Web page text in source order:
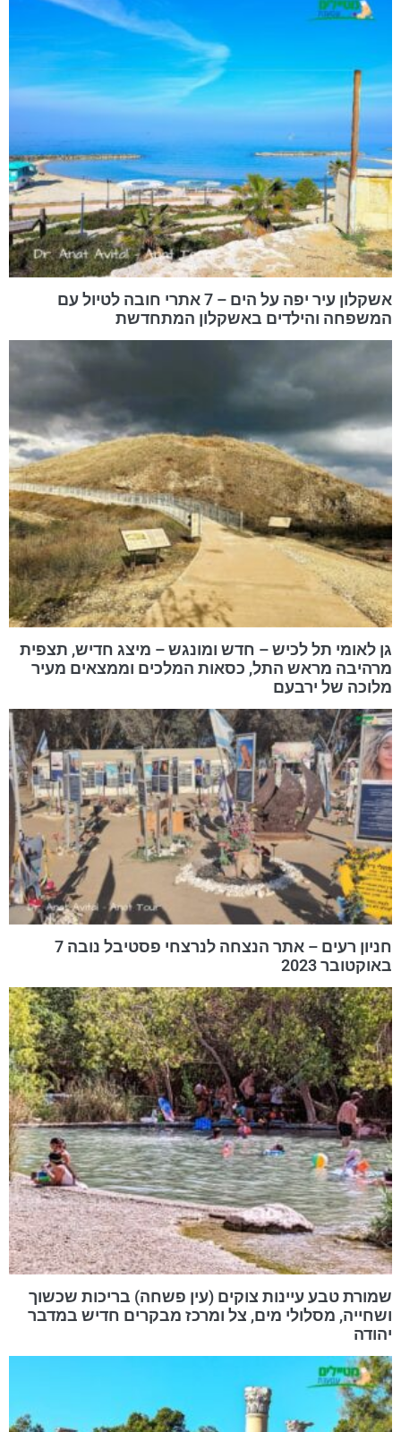
אשקלון עיר יפה על הים – 7 אתרי חובה לטיול עם
המשפחה והילדים באשקלון המתחדשת
גן לאומי תל לכיש – חדש ומונגש – מיצג חדיש, תצפית
מרהיבה מראש התל, כסאות המלכים וממצאים מעיר
מלוכה של ירבעם
חניון רעים – אתר הנצחה לנרצחי פסטיבל נובה 7
באוקטובר 2023
שמורת טבע עיינות צוקים (עין פשחה) בריכות שכשוך
ושחייה, מסלולי מים, צל ומרכז מבקרים חדיש במדבר
יהודה